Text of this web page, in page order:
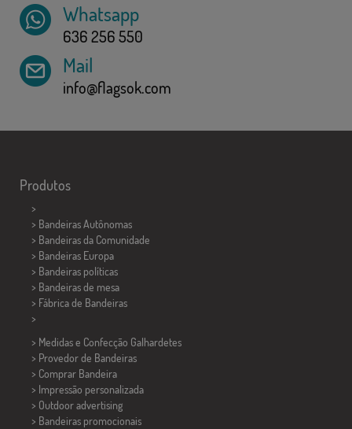
Whatsapp
636 256 550
Mail
info@flagsok.com
Produtos
>
> Bandeiras Autônomas
> Bandeiras da Comunidade
> Bandeiras Europa
> Bandeiras políticas
> Bandeiras de mesa
> Fábrica de Bandeiras
>
> Medidas e Confecção Galhardetes
> Provedor de Bandeiras
> Comprar Bandeira
> Impressão personalizada
> Outdoor advertising
> Bandeiras promocionais